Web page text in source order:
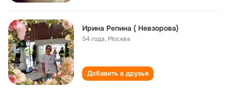
Ирина Репина ( Невзорова)
54 года, Москва
Добавить в друзья